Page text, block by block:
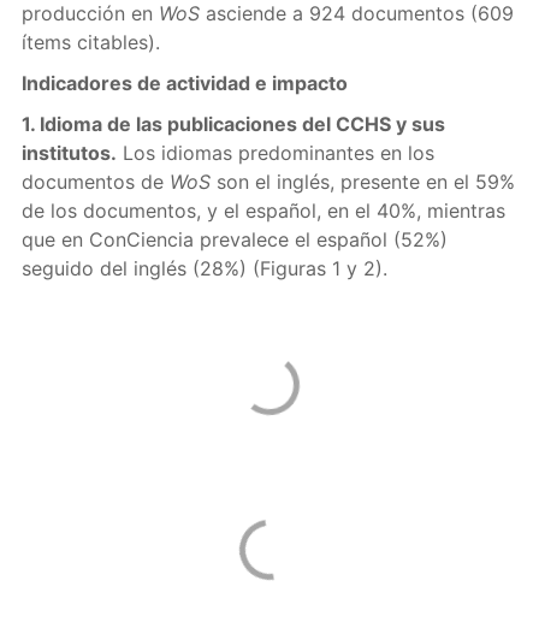
producción en WoSasciende a 924 documentos (609
ítems citables).
Indicadores de actividad e impacto
1. Idioma de las publicaciones del CCHS y sus
institutos. Los idiomas predominantes en los
documentos de WoSson el inglés, presente en el 59%
de los documentos, y el español, en el 40%, mientras
que en ConCiencia prevalece el español (52%)
seguido del inglés (28%) (Figuras 1 y 2).